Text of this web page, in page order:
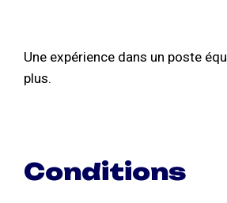
Une expérience dans un poste
plus.
Conditions